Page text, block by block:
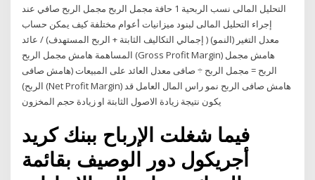
التحليل المالى نسب الربحية 1 حافة مجمل الربح مجمل الربح صافي عند
إجراء التحليل المالى لبنود ميزانيات أعوام مختلفة كيف يمكن حساب
معدل التغير (النمو) ( إجمالي التكاليف الثابتة + الربح المستهدف) / عائد
المساهمة هامش مجمل الربح (Gross Profit Margin) هامش مجمل
الربح = مجمل الربح ÷ صافى معدل العائد على المبيعات (هامش صافى
الربح) (Net Profit Margin) هامش صافى الربح نمو راس المال العامل قد
يكون نتيجة زيادة الاصول الثابتة او زيادة حجم المخزون
فيما شغلت الإرباح ببنك كريد
أجريكول دور الوصيف بقائمة